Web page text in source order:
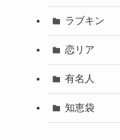
ラブキン
恋リア
有名人
知恵袋